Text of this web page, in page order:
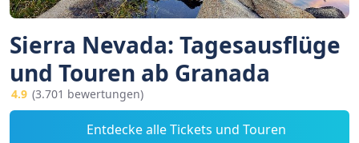
Sierra Nevada: Tagesausflüge
und Touren ab Granada
4.9 (3.701 bewertungen)
Entdecke alle Tickets und Touren